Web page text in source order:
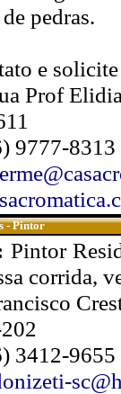
pedras.
e
Prof
9777-8313
- Pintor
Pintor
corrida,
3412-